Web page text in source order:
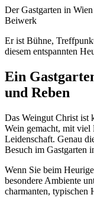
Der Gastgarten in
Beiwerk
Er ist Bühne,
diesem entspannten
Ein
und Reben
Das Weingut Christ ist
Wein gemacht, mit
Leidenschaft. Genau
Besuch im Gastgarten
Wenn Sie beim
besondere Ambiente
charmanten, typischen